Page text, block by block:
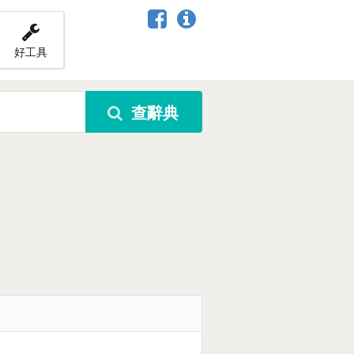
好工具
查辭典